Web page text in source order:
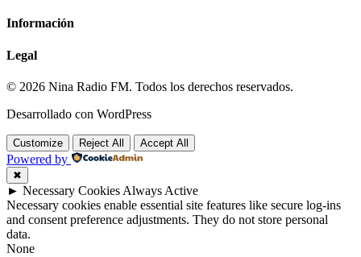
Información
Legal
© 2026 Nina Radio FM. Todos los derechos reservados.
Desarrollado con WordPress
Customize Reject All Accept All
Powered by
✖
► Necessary Cookies Always Active
Necessary cookies enable essential site features like secure log-ins
and consent preference adjustments. They do not store personal
data.
None